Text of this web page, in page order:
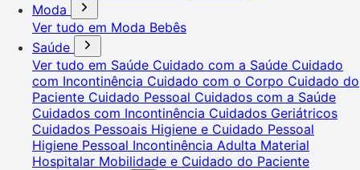
Moda
Ver tudo em Moda Bebês
Saúde
Ver tudo em Saúde Cuidado com a Saúde Cuidado
com Incontinência Cuidado com o Corpo Cuidado do
Paciente Cuidado Pessoal Cuidados com a Saúde
Cuidados com Incontinência Cuidados Geriátricos
Cuidados Pessoais Higiene e Cuidado Pessoal
Higiene Pessoal Incontinência Adulta Material
Hospitalar Mobilidade e Cuidado do Paciente